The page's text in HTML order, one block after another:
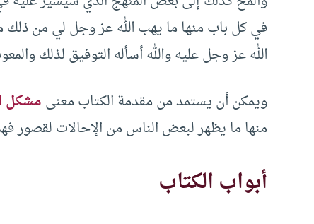
في كل باب منها ما يهب الله عز وجل لي من ذلك
الله عز وجل عليه والله أسأله التوفيق لذلك
ويمكن أن يستمد من مقدمة الكتاب معنىمشكل
منها ما يظهر لبعض الناس من الإحالات لقصور
أبواب الكتاب